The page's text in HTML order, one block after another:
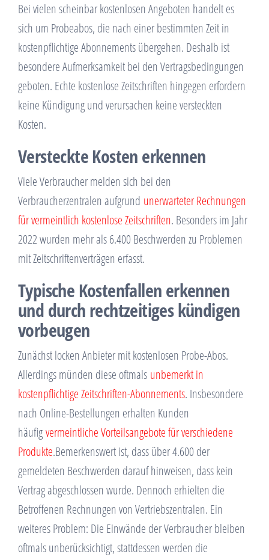
Bei vielen scheinbar kostenlosen Angeboten handelt es
sich um Probeabos, die nach einer bestimmten Zeit in
kostenpflichtige Abonnements übergehen. Deshalb ist
besondere Aufmerksamkeit bei den Vertragsbedingungen
geboten. Echte kostenlose Zeitschriften hingegen erfordern
keine Kündigung und verursachen keine versteckten
Kosten.
Versteckte Kosten erkennen
Viele Verbraucher melden sich bei den
Verbraucherzentralen aufgrund unerwarteter Rechnungen
für vermeintlich kostenlose Zeitschriften. Besonders im Jahr
2022 wurden mehr als 6.400 Beschwerden zu Problemen
mit Zeitschriftenverträgen erfasst.
Typische Kostenfallen erkennen
und durch rechtzeitiges kündigen
vorbeugen
Zunächst locken Anbieter mit kostenlosen Probe-Abos.
Allerdings münden diese oftmals unbemerkt in
kostenpflichtige Zeitschriften-Abonnements. Insbesondere
nach Online-Bestellungen erhalten Kunden
häufigvermeintliche Vorteilsangebote für verschiedene
Produkte.Bemerkenswert ist, dass über 4.600 der
gemeldeten Beschwerden darauf hinweisen, dass kein
Vertrag abgeschlossen wurde. Dennoch erhielten die
Betroffenen Rechnungen von Vertriebszentralen. Ein
weiteres Problem: Die Einwände der Verbraucher bleiben
oftmals unberücksichtigt, stattdessen werden die